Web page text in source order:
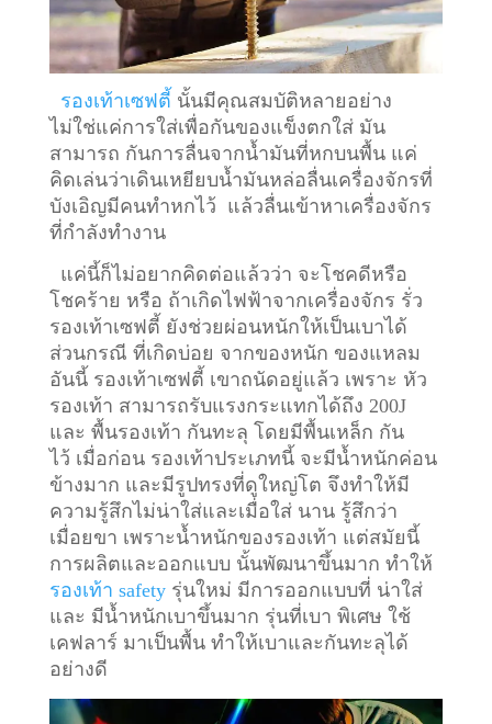
รองเท้าเซฟตี้ นั้นมีคุณสมบัติหลายอย่าง
ไม่ใช่แค่การใส่เพื่อกันของแข็งตกใส่ มัน
สามารถ กันการลื่นจากน้ำมันที่หกบนพื้น แค่
คิดเล่นว่าเดินเหยียบน้ำมันหล่อลื่นเครื่องจักรที่
บังเอิญมีคนทำหกไว้ แล้วลื่นเข้าหาเครื่องจักร
ที่กำลังทำงาน
แค่นี้ก็ไม่อยากคิดต่อแล้วว่า จะโชคดีหรือ
โชคร้าย หรือ ถ้าเกิดไฟฟ้าจากเครื่องจักร รั่ว
รองเท้าเซฟตี้ ยังช่วยผ่อนหนักให้เป็นเบาได้
ส่วนกรณี ที่เกิดบ่อย จากของหนัก ของแหลม
อันนี้ รองเท้าเซฟตี้ เขาถนัดอยู่แล้ว เพราะ หัว
รองเท้า สามารถรับแรงกระแทกได้ถึง 200J
และ พื้นรองเท้า กันทะลุ โดยมีพื้นเหล็ก กัน
ไว้ เมื่อก่อน รองเท้าประเภทนี้ จะมีน้ำหนักค่อน
ข้างมาก และมีรูปทรงที่ดูใหญ่โต จึงทำให้มี
ความรู้สึกไม่น่าใส่และเมื่อใส่ นาน รู้สึกว่า
เมื่อยขา เพราะน้ำหนักของรองเท้า แต่สมัยนี้
การผลิตและออกแบบ นั้นพัฒนาขึ้นมาก ทำให้
รองเท้า safetyรุ่นใหม่ มีการออกแบบที่ น่าใส่
และ มีน้ำหนักเบาขึ้นมาก รุ่นที่เบา พิเศษ ใช้
เคฟลาร์ มาเป็นพื้น ทำให้เบาและกันทะลุได้
อย่างดี